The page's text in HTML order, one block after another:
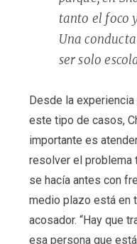
tanto el foco
Una
ser solo
Desde la
este tipo de casos,
importante es
resolver el problema
se hacía antes con
medio plazo está en
acosador. “Hay que
esa persona que